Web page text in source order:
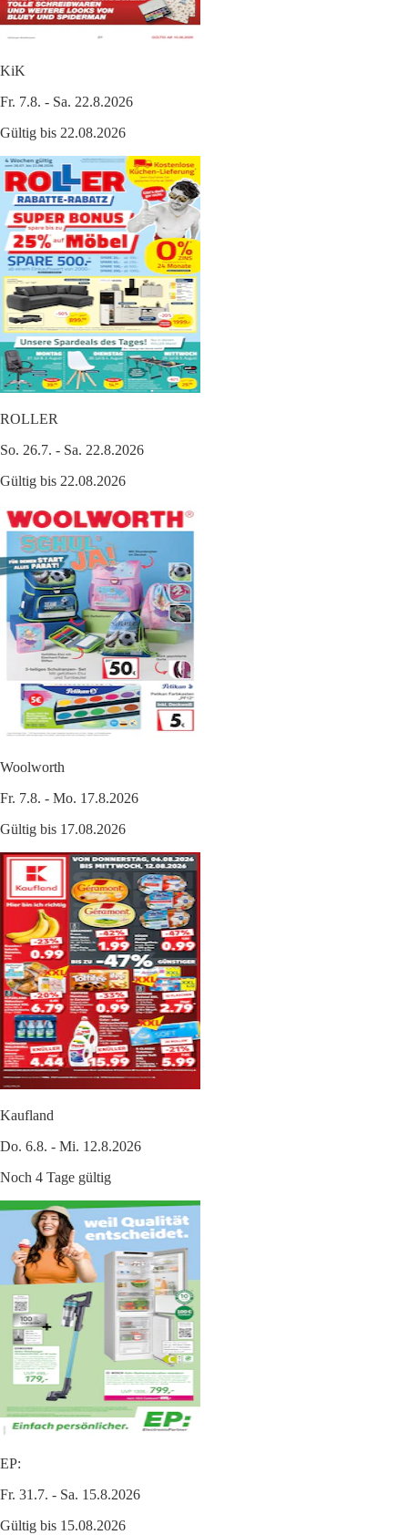
KiK
Fr. 7.8. - Sa. 22.8.2026
Gültig bis 22.08.2026
ROLLER
So. 26.7. - Sa. 22.8.2026
Gültig bis 22.08.2026
Woolworth
Fr. 7.8. - Mo. 17.8.2026
Gültig bis 17.08.2026
Kaufland
Do. 6.8. - Mi. 12.8.2026
Noch 4 Tage gültig
EP:
Fr. 31.7. - Sa. 15.8.2026
Gültig bis 15.08.2026